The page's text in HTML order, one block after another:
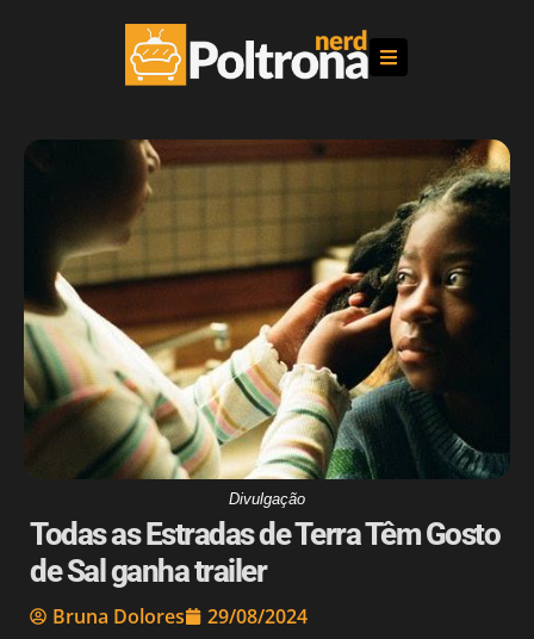
Divulgação
Todas as Estradas de Terra Têm Gosto
de Sal ganha trailer
Bruna Dolores 29/08/2024